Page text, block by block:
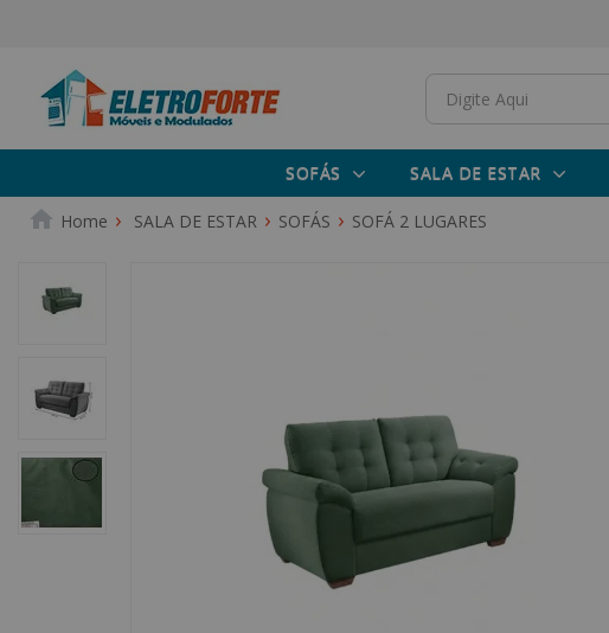
SOFÁS SALA DE ESTAR
SALA DE ESTAR SOFÁS SOFÁ 2 LUGARES